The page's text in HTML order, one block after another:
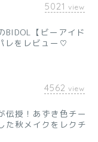
5021 view
BIDOL【ビーアイド
レをレビュー♡
4562 view
伝授！あずき色チー
た秋メイクをレクチ